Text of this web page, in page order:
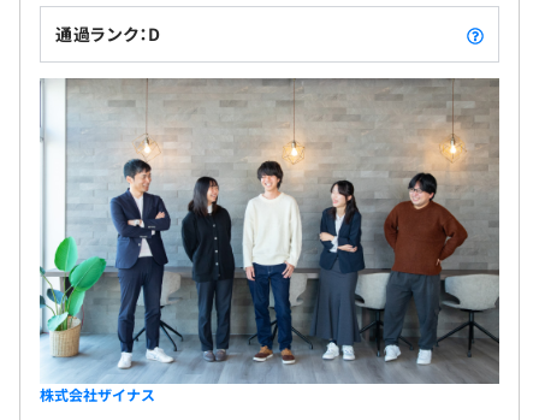
通過ランク：D
株式会社ザイナス